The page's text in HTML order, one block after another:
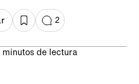
2
minutos de lectura